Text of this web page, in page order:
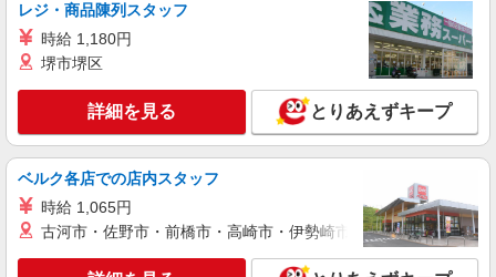
株式会社トラストグロース 新宿本社 第3営業部
時給：准看護師2200円〜/看護師2250円〜 ※
資格や経験などによる
埼玉県さいたま市岩槻区
キープ
派遣社員
株式会社kotrio /●SI-H-2076228
岩槻駅＊看護助手(資格経験不問)募集♪食事配
レジ・商品陳列スタッフ
時給 1,180円
堺市堺区
詳細を見る とりあえずキープ
ベルク各店での店内スタッフ
時給 1,065円
古河市・佐野市・前橋市・高崎市・伊勢崎市・太田市・館林市